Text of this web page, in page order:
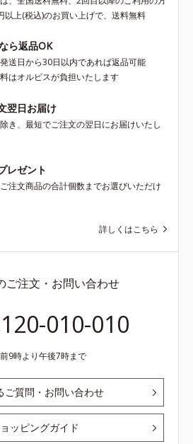
以上(税込)のお買い上げで、送料無料
ら返品OK
送日から30日以内であれば返品可能
はオルビスが負担いたします
翌日お届け
き、最短でご注文の翌日にお届けいたし
レゼント
注文商品の合計個数までお選びいただけ
詳しくはこちら
ご注文・お問い合わせ
010-010
9時より午後7時まで
ご質問・お問い合わせ
ッピングガイド